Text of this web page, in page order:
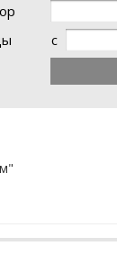
с